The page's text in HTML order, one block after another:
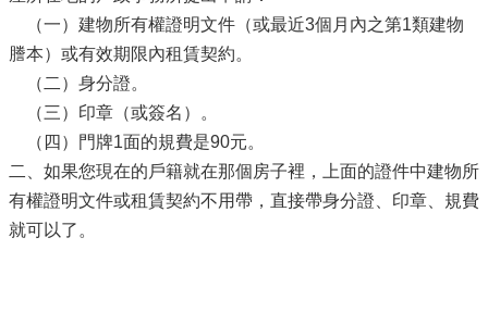
（一）建物所有權證明文件（或最近3個月內之第1類建物
謄本）或有效期限內租賃契約。
（二）身分證。
（三）印章（或簽名）。
（四）門牌1面的規費是90元。
二、如果您現在的戶籍就在那個房子裡，上面的證件中建物所
有權證明文件或租賃契約不用帶，直接帶身分證、印章、規費
就可以了。